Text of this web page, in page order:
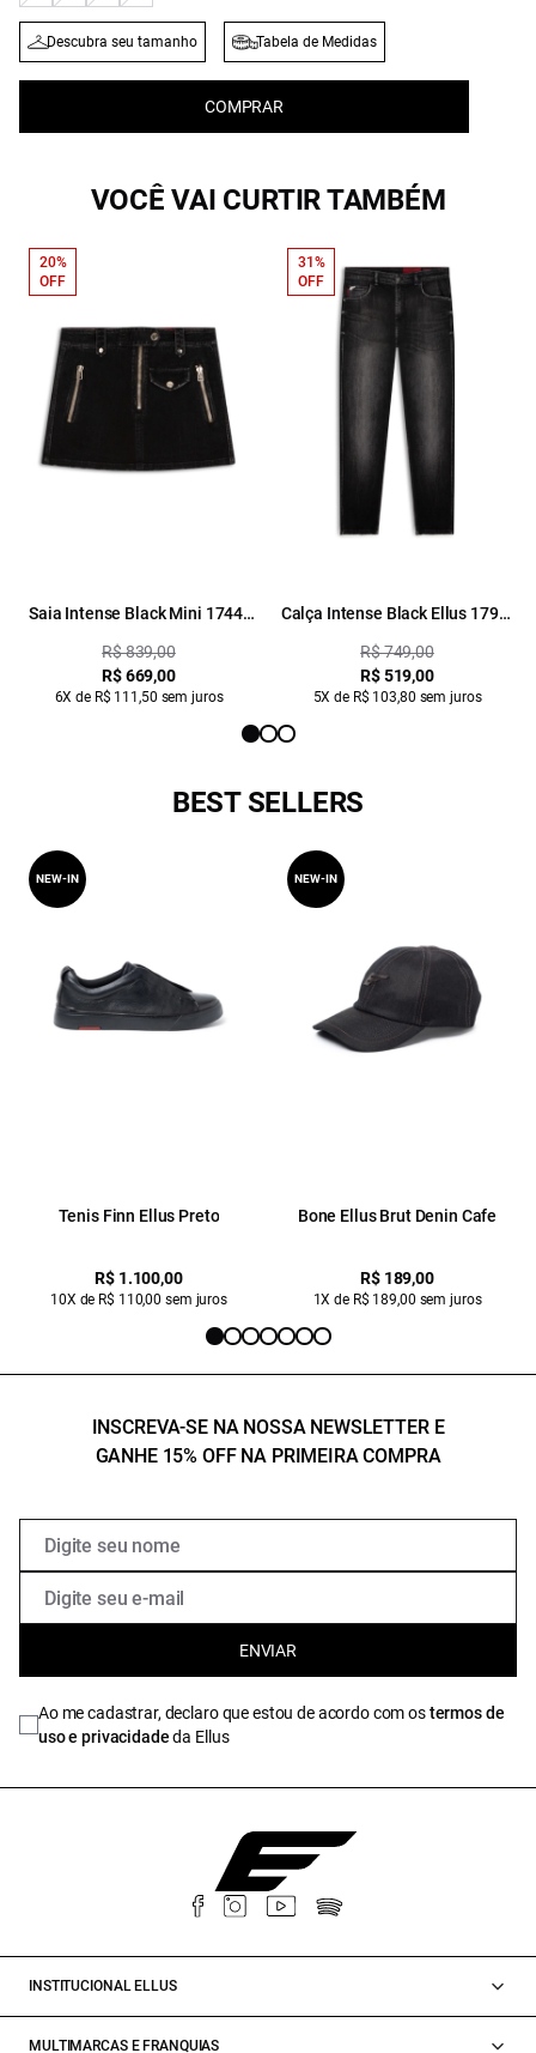
Descubra seu tamanho Tabela de Medidas
COMPRAR
VOCÊ VAI CURTIR TAMBÉM
Saia Intense Black Mini 1744-
R$ 839,00
R$ 669,00
6X de R$ 111,50 sem juros
20%
OFF
Calça Intense Black Ellus 1790-
R$ 749,00
R$ 519,00
5X de R$ 103,80 sem juros
31%
OFF
BEST SELLERS
Tenis Finn Ellus Preto
R$ 1.100,00
10X de R$ 110,00 sem juros
NEW-IN
Bone Ellus Brut Denin Cafe
R$ 189,00
1X de R$ 189,00 sem juros
NEW-IN
INSCREVA-SE NA NOSSA NEWSLETTER E
GANHE 15% OFF NA PRIMEIRA COMPRA
ENVIAR
Ao me cadastrar, declaro que estou de acordo com ostermos de
uso e privacidadeda Ellus
INSTITUCIONAL ELLUS
MULTIMARCAS E FRANQUIAS